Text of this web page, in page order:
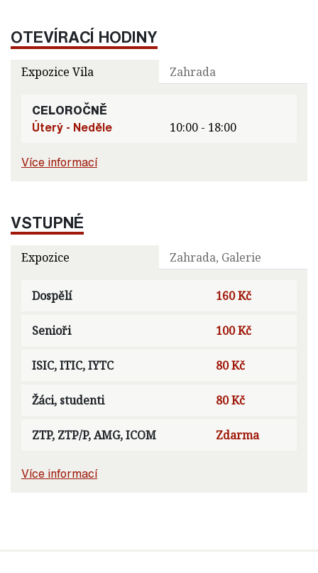
OTEVÍRACÍ HODINY
Expozice Vila Zahrada
CELOROČNĚ
Úterý - Neděle
10:00 - 18:00
Více informací
VSTUPNÉ
Expozice Zahrada, Galerie
Dospělí 160 Kč
Senioři 100 Kč
ISIC, ITIC, IYTC 80 Kč
Žáci, studenti 80 Kč
ZTP, ZTP/P, AMG, ICOM Zdarma
Více informací